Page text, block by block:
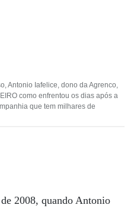
Antonio Iafelice, dono da Agrenco,
como enfrentou os dias após a
que tem milhares de
2008, quando Antonio